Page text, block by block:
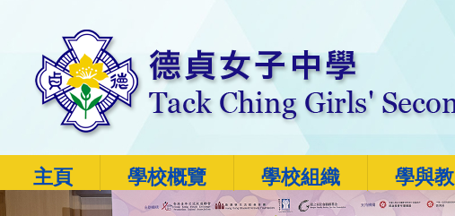
主頁 學校概覽 學校組織 學與教